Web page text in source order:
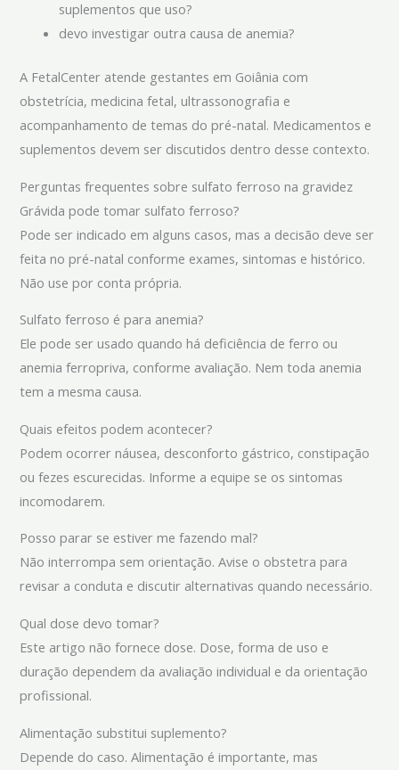
suplementos que uso?
devo investigar outra causa de anemia?
A FetalCenter atende gestantes em Goiânia com
obstetrícia, medicina fetal, ultrassonografia e
acompanhamento de temas do pré-natal. Medicamentos e
suplementos devem ser discutidos dentro desse contexto.
Perguntas frequentes sobre sulfato ferroso na gravidez
Grávida pode tomar sulfato ferroso?
Pode ser indicado em alguns casos, mas a decisão deve ser
feita no pré-natal conforme exames, sintomas e histórico.
Não use por conta própria.
Sulfato ferroso é para anemia?
Ele pode ser usado quando há deficiência de ferro ou
anemia ferropriva, conforme avaliação. Nem toda anemia
tem a mesma causa.
Quais efeitos podem acontecer?
Podem ocorrer náusea, desconforto gástrico, constipação
ou fezes escurecidas. Informe a equipe se os sintomas
incomodarem.
Posso parar se estiver me fazendo mal?
Não interrompa sem orientação. Avise o obstetra para
revisar a conduta e discutir alternativas quando necessário.
Qual dose devo tomar?
Este artigo não fornece dose. Dose, forma de uso e
duração dependem da avaliação individual e da orientação
profissional.
Alimentação substitui suplemento?
Depende do caso. Alimentação é importante, mas